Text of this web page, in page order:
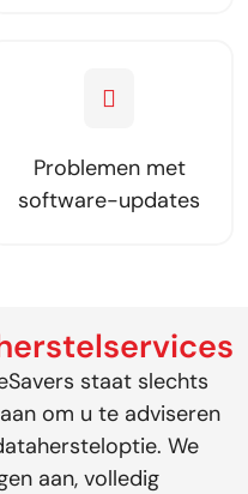
Problemen met
software-updates
staat slechts
om u te adviseren
We
aan, volledig